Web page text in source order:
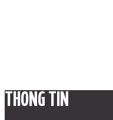
THÔNG TIN